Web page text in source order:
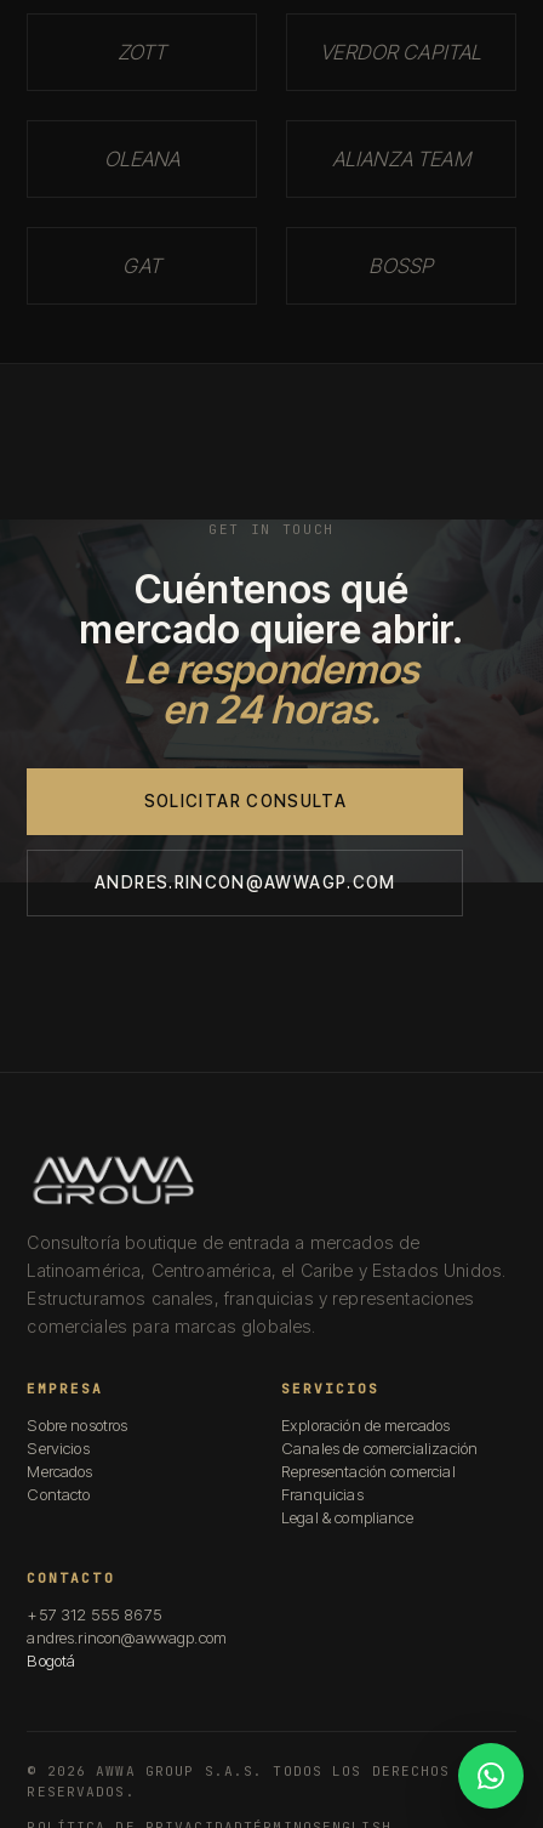
ZOTT VERDOR CAPITAL
OLEANA ALIANZA TEAM
GAT BOSSP
GET IN TOUCH
Cuéntenos qué
mercado quiere abrir.
Le respondemos
en 24 horas.
SOLICITAR CONSULTA
ANDRES.RINCON@AWWAGP.COM
Consultoría boutique de entrada a mercados de
Latinoamérica, Centroamérica, el Caribe y Estados Unidos.
Estructuramos canales, franquicias y representaciones
comerciales para marcas globales.
EMPRESA
Sobre nosotros
Servicios
Mercados
Contacto
SERVICIOS
Exploración de mercados
Canales de comercialización
Representación comercial
Franquicias
Legal & compliance
CONTACTO
+57 312 555 8675
andres.rincon@awwagp.com
Bogotá
© 2026
AWWA GROUP S.A.S. TODOS LOS DERECHOS
RESERVADOS.